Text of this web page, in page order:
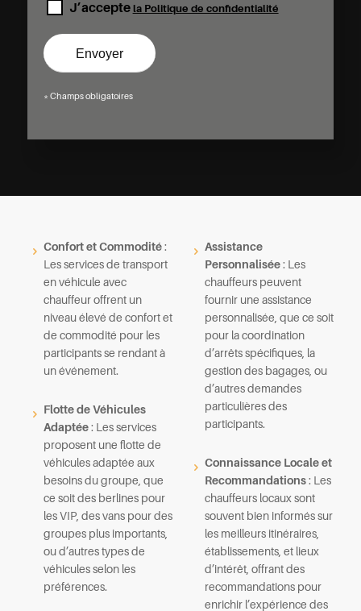
J’accepte la Politique de confidentialité
* Champs obligatoires
Confort et Commodité :
Les services de transport
en véhicule avec
chauffeur offrent un
niveau élevé de confort et
de commodité pour les
participants se rendant à
un événement.
Flotte de Véhicules
Adaptée : Les services
proposent une flotte de
véhicules adaptée aux
besoins du groupe, que
ce soit des berlines pour
les VIP, des vans pour des
groupes plus importants,
ou d’autres types de
véhicules selon les
préférences.
Assistance
Personnalisée : Les
chauffeurs peuvent
fournir une assistance
personnalisée, que ce soit
pour la coordination
d’arrêts spécifiques, la
gestion des bagages, ou
d’autres demandes
particulières des
participants.
Connaissance Locale et
Recommandations : Les
chauffeurs locaux sont
souvent bien informés sur
les meilleurs itinéraires,
établissements, et lieux
d’intérêt, offrant des
recommandations pour
enrichir l’expérience des